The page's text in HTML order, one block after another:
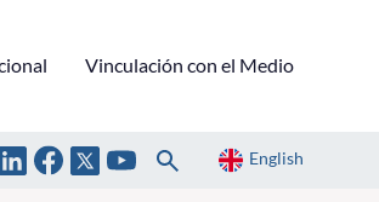
Vinculación con el Medio
English